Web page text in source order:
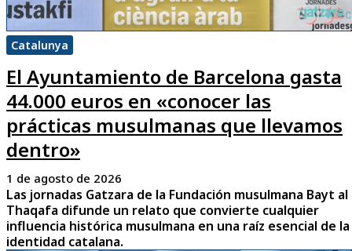
Catalunya
El Ayuntamiento de Barcelona gasta
44.000 euros en «conocer las
prácticas musulmanas que llevamos
dentro»
1 de agosto de 2026
Las jornadas Gatzara de la Fundación musulmana Bayt al
Thaqafa difunde un relato que convierte cualquier
influencia histórica musulmana en una raíz esencial de la
identidad catalana.